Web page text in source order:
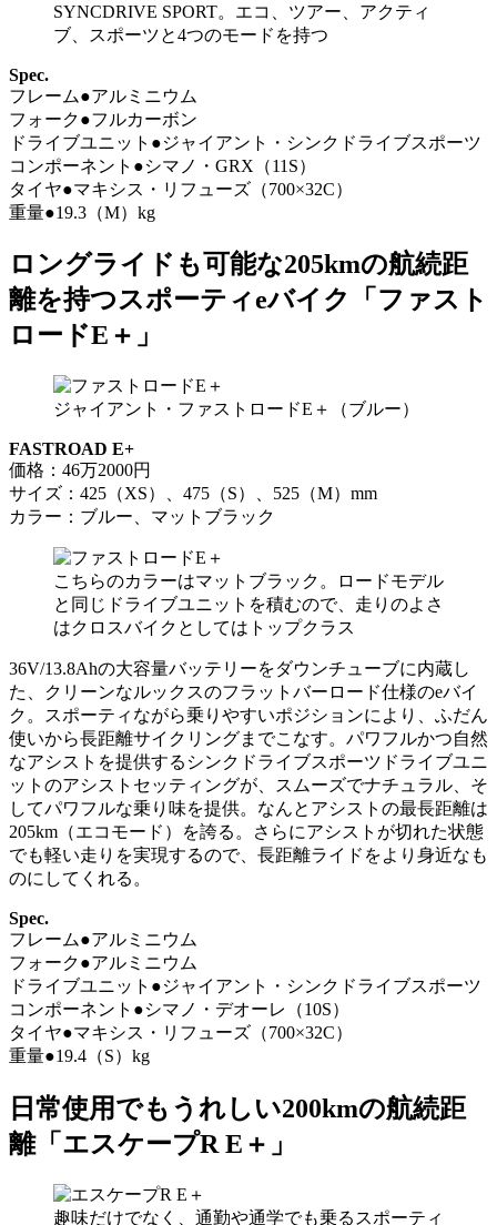
SYNCDRIVE SPORT。エコ、ツアー、アクティ
ブ、スポーツと4つのモードを持つ
Spec.
フレーム●アルミニウム
フォーク●フルカーボン
ドライブユニット●ジャイアント・シンクドライブスポーツ
コンポーネント●シマノ・GRX（11S）
タイヤ●マキシス・リフューズ（700×32C）
重量●19.3（M）kg
ロングライドも可能な205kmの航続距
離を持つスポーティeバイク「ファスト
ロードE＋」
ジャイアント・ファストロードE＋（ブルー）
FASTROAD E+
価格：46万2000円
サイズ：425（XS）、475（S）、525（M）mm
カラー：ブルー、マットブラック
こちらのカラーはマットブラック。ロードモデル
と同じドライブユニットを積むので、走りのよさ
はクロスバイクとしてはトップクラス
36V/13.8Ahの大容量バッテリーをダウンチューブに内蔵し
た、クリーンなルックスのフラットバーロード仕様のeバイ
ク。スポーティながら乗りやすいポジションにより、ふだん
使いから長距離サイクリングまでこなす。パワフルかつ自然
なアシストを提供するシンクドライブスポーツドライブユニ
ットのアシストセッティングが、スムーズでナチュラル、そ
してパワフルな乗り味を提供。なんとアシストの最長距離は
205km（エコモード）を誇る。さらにアシストが切れた状態
でも軽い走りを実現するので、長距離ライドをより身近なも
のにしてくれる。
Spec.
フレーム●アルミニウム
フォーク●アルミニウム
ドライブユニット●ジャイアント・シンクドライブスポーツ
コンポーネント●シマノ・デオーレ（10S）
タイヤ●マキシス・リフューズ（700×32C）
重量●19.4（S）kg
日常使用でもうれしい200kmの航続距
離「エスケープR E＋」
趣味だけでなく、通勤や通学でも乗るスポーティ